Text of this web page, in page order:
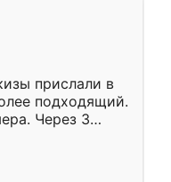
прислали в
подходящий.
Через 3
Остались
Ренессанс